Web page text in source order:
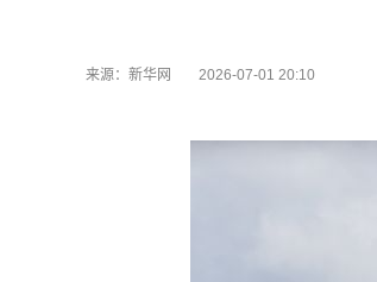
来源：新华网 2026-07-01 20:10